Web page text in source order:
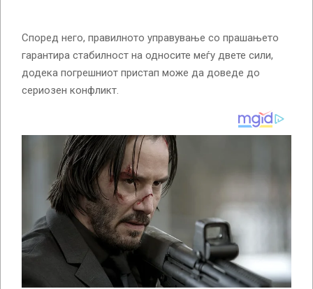
Според него, правилното управување со прашањето
гарантира стабилност на односите меѓу двете сили,
додека погрешниот пристап може да доведе до
сериозен конфликт.